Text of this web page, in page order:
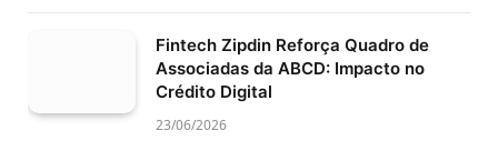
Fintech Zipdin Reforça Quadro de
Associadas da ABCD: Impacto no
Crédito Digital
23/06/2026